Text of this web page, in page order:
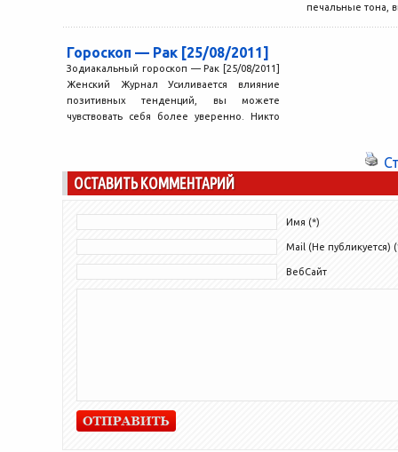
печальные тона,
Гороскоп — Рак [25/08/2011]
Зодиакальный гороскоп — Рак [25/08/2011]
Женский Журнал Усиливается влияние
позитивных тенденций, вы можете
чувствовать себя более уверенно. Никто
ОСТАВИТЬ КОММЕНТАРИЙ
Имя (*)
Mail (Не публикуется)
ВебСайт